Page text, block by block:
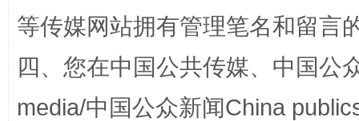
站台名比不上好声名
等传媒网站拥有管理笔名和留言
四、您在中国公共传媒、中国公
media/中国公众新闻China